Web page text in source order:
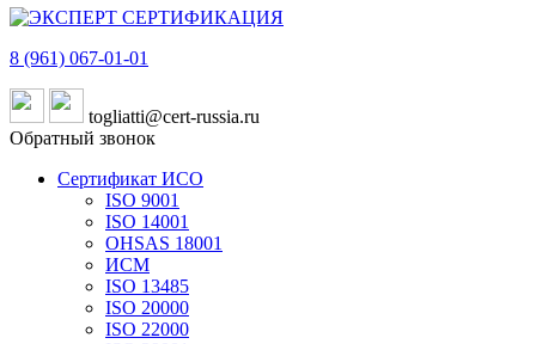
8 (961) 067-01-01
togliatti@cert-russia.ru
Обратный звонок
Сертификат ИСО
ISO 9001
ISO 14001
OHSAS 18001
ИСМ
ISO 13485
ISO 20000
ISO 22000